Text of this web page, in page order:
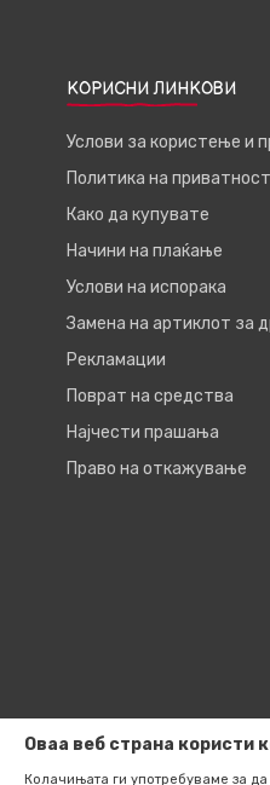
КОРИСНИ ЛИНКОВИ
Услови за користење и
Политика на приватност
Како да купувате
Начини на плаќање
Услови на испорака
Замена на артиклот за
Рекламации
Поврат на средства
Најчести прашања
Право на откажување
Оваа веб страна користи
Колачињата ги употребуваме за